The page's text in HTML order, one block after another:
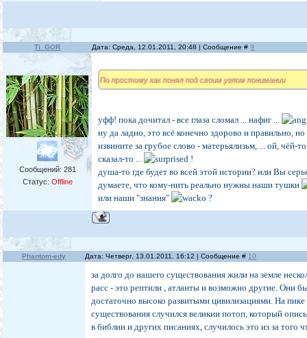
Ti_GOR Дата: Среда, 12.01.2011, 20:48 | Сообщение #9
Сообщений: 281
Статус: Offline
По простому как понял под своим углом понимании
уфф! пока дочитал - все глаза сломал ... нафиг ...
ну да ладно, это всё конечно здорово и правильно, но
извините за грубое слово - матерьялизьм, ... ой, чёй-
сказал-то ...
!
душа-то где будет во всей этой истории? или Вы
думаете, что кому-нить реально нужны наши тушки
или наши "знания"
?
Phantom-edy Дата: Четверг, 13.01.2011, 16:12 | Сообщение # 10
за долго до нашего существования жили на земле
расс - это рептили , атланты и возможно другие. Они
достаточно высоко развитыми цивилизациями. На
существования случился великии потоп, который
в библии и других писаниях, случилось это из за того